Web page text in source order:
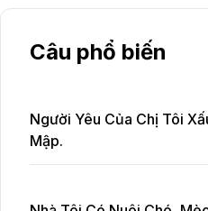
Câu phổ biến
Người Yêu Của Chị Tôi
Mập.